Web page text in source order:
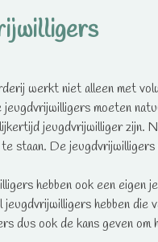
werkt niet alleen met
jeugdvrijwilligers moeten
jeugdvrijwilliger zijn.
staan. De
hebben ook een eigen
jeugdvrijwilligers hebben die
dus ook de kans geven